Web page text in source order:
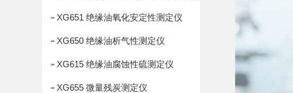
XG651 绝缘油氧化安定性测定仪
XG650 绝缘油析气性测定仪
XG615 绝缘油腐蚀性硫测定仪
XG655 微量残炭测定仪